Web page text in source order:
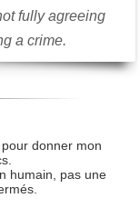
fully agreeing
a crime.
donner mon
humain, pas une